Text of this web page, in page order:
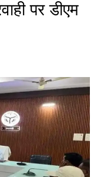
पर डीएम